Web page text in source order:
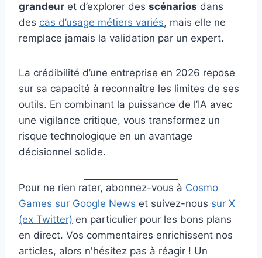
grandeur et d’explorer des scénarios dans
des cas d’usage métiers variés, mais elle ne
remplace jamais la validation par un expert.
La crédibilité d’une entreprise en 2026 repose
sur sa capacité à reconnaître les limites de ses
outils. En combinant la puissance de l’IA avec
une vigilance critique, vous transformez un
risque technologique en un avantage
décisionnel solide.
Pour ne rien rater, abonnez-vous à Cosmo
Games sur Google News et suivez-nous sur X
(ex Twitter) en particulier pour les bons plans
en direct. Vos commentaires enrichissent nos
articles, alors n'hésitez pas à réagir ! Un